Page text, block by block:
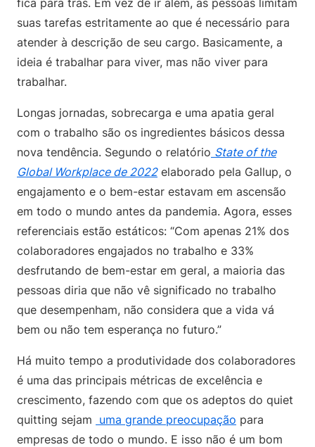
fica para trás. Em vez de ir além, as pessoas limitam
suas tarefas estritamente ao que é necessário para
atender à descrição de seu cargo. Basicamente, a
ideia é trabalhar para viver, mas não viver para
trabalhar.
Longas jornadas, sobrecarga e uma apatia geral
com o trabalho são os ingredientes básicos dessa
nova tendência. Segundo o relatório State of the
Global Workplace de 2022elaborado pela Gallup, o
engajamento e o bem-estar estavam em ascensão
em todo o mundo antes da pandemia. Agora, esses
referenciais estão estáticos: “Com apenas 21% dos
colaboradores engajados no trabalho e 33%
desfrutando de bem-estar em geral, a maioria das
pessoas diria que não vê significado no trabalho
que desempenham, não considera que a vida vá
bem ou não tem esperança no futuro.”
Há muito tempo a produtividade dos colaboradores
é uma das principais métricas de excelência e
crescimento, fazendo com que os adeptos do quiet
quitting sejam uma grande preocupação para
empresas de todo o mundo. E isso não é um bom